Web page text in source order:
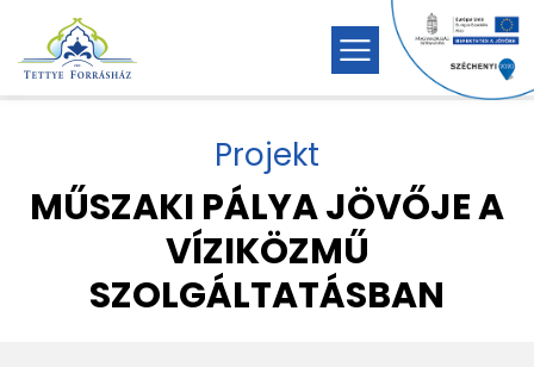
Projekt
MŰSZAKI PÁLYA JÖVŐJE A
VÍZIKÖZMŰ
SZOLGÁLTATÁSBAN